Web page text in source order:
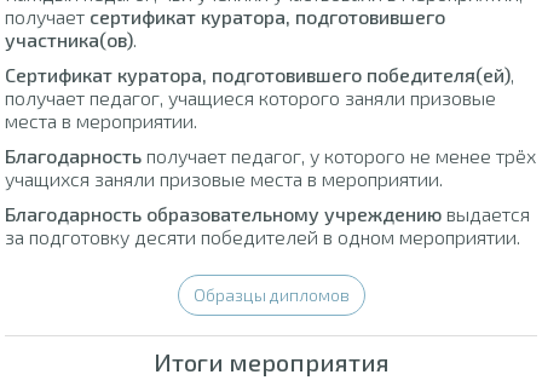
получает сертификат куратора, подготовившего
участника(ов).
Сертификат куратора, подготовившего победителя(ей),
получает педагог, учащиеся которого заняли призовые
места в мероприятии.
Благодарность получает педагог, у которого не менее трёх
учащихся заняли призовые места в мероприятии.
Благодарность образовательному учреждению выдается
за подготовку десяти победителей в одном мероприятии.
Образцы дипломов
Итоги мероприятия